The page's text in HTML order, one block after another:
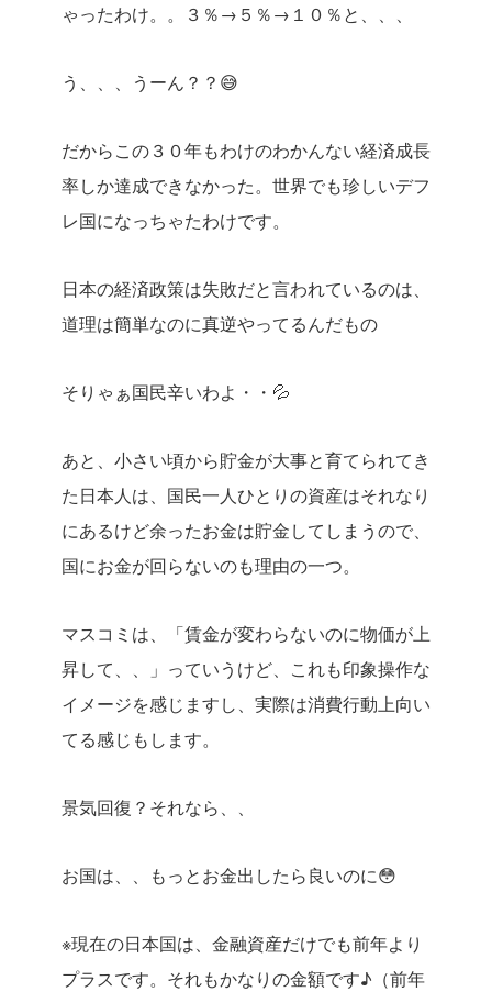
ゃったわけ。。３％→５％→１０％と、、、
う、、、うーん？？😅
だからこの３０年もわけのわかんない経済成長
率しか達成できなかった。世界でも珍しいデフ
レ国になっちゃたわけです。
日本の経済政策は失敗だと言われているのは、
道理は簡単なのに真逆やってるんだもの
そりゃぁ国民辛いわよ・・💦
あと、小さい頃から貯金が大事と育てられてき
た日本人は、国民一人ひとりの資産はそれなり
にあるけど余ったお金は貯金してしまうので、
国にお金が回らないのも理由の一つ。
マスコミは、「賃金が変わらないのに物価が上
昇して、、」っていうけど、これも印象操作な
イメージを感じますし、実際は消費行動上向い
てる感じもします。
景気回復？それなら、、
お国は、、もっとお金出したら良いのに😳
※現在の日本国は、金融資産だけでも前年より
プラスです。それもかなりの金額です♪（前年